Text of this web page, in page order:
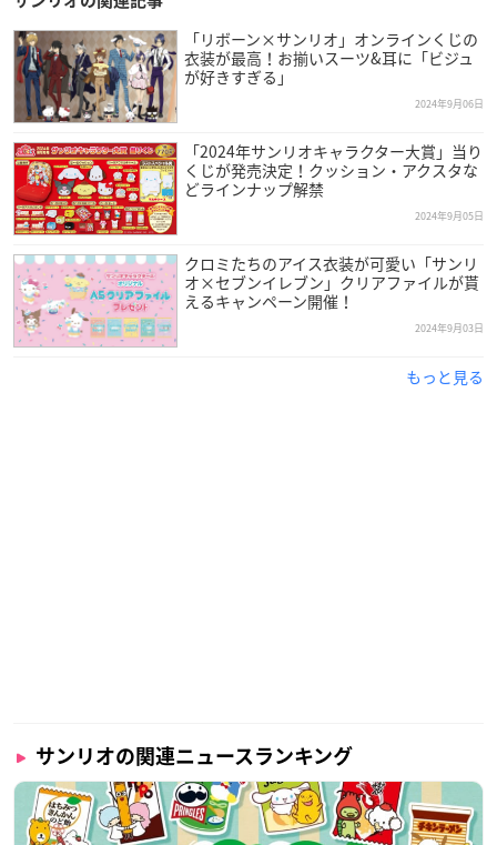
・クロミ &テディジンジャー パフェ & オリジナルコースター付
き クロミ ドリンク付き 8000円（税込）
■MOSKA by gingergarden
マイメロディ & テディジンジャー コラボアフタヌーンティー
期間：2024年10月5日（土）〜12月8日（日）
※ご予約はこちらから 食べログネット予約、店舗電話
【価格】
・通常 6000円（税込）
・オリジナルコースター付き マイメロ ドリンク 7000円（税
込）
・マイメロディ & テディジンジャー パフェ付き 7000円（税
・マイメロディ &テディジンジャー パフェ & オリジナルコース
「リボーン×サンリオ」オンラインくじの
衣装が最高！お揃いスーツ&耳に「ビジュ
が好きすぎる」
2024年9月06日
「2024年サンリオキャラクター大賞」当り
くじが発売決定！クッション・アクスタな
どラインナップ解禁
2024年9月05日
クロミたちのアイス衣装が可愛い「サンリ
オ×セブンイレブン」クリアファイルが貰
えるキャンペーン開催！
2024年9月03日
もっと見る
サンリオの関連ニュースランキング